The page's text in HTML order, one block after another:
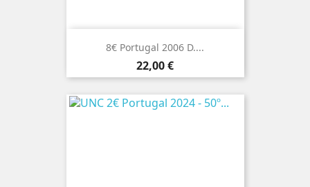
8€ Portugal 2006 D....
Preço
22,00 €